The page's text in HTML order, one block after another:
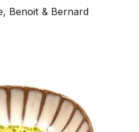
Benoit & Bernard